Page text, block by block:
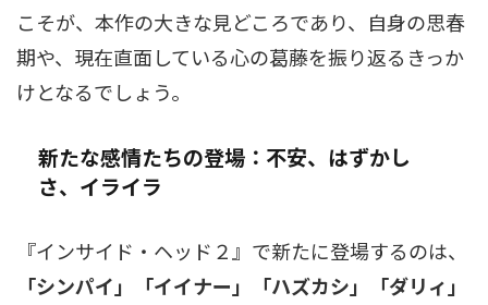
こそが、本作の大きな見どころであり、自身の思春
期や、現在直面している心の葛藤を振り返るきっか
けとなるでしょう。
新たな感情たちの登場：不安、はずかし
さ、イライラ
『インサイド・ヘッド２』で新たに登場するのは、
「シンパイ」「イイナー」「ハズカシ」「ダリィ」